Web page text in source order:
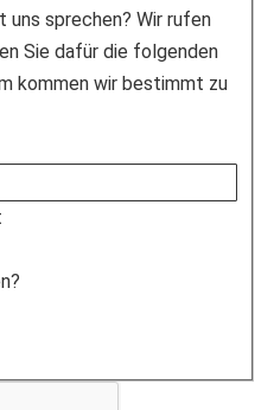
sprechen? Wir rufen
Sie dafür die folgenden
kommen wir bestimmt zu